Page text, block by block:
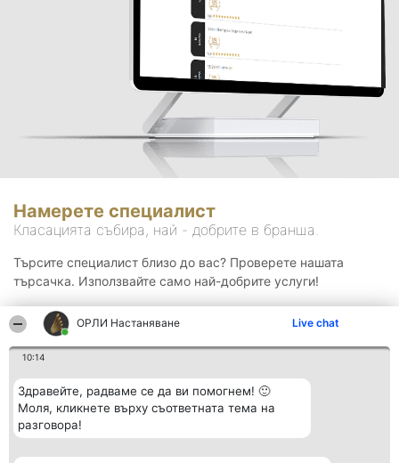
ОРЛИ Настаняване Live chat
10:14
Здравейте, радваме се да ви помогнем! 🙂
Моля, кликнете върху съответната тема на
разговора!
Намерете специалист
Класацията събира, най - добрите в бранша.
Търсите специалист близо до вас? Проверете нашата
търсачка. Използвайте само най-добрите услуги!